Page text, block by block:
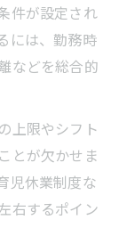
件が設定され
には、勤務時
などを総合的
上限やシフト
とが欠かせま
児休業制度な
右するポイン